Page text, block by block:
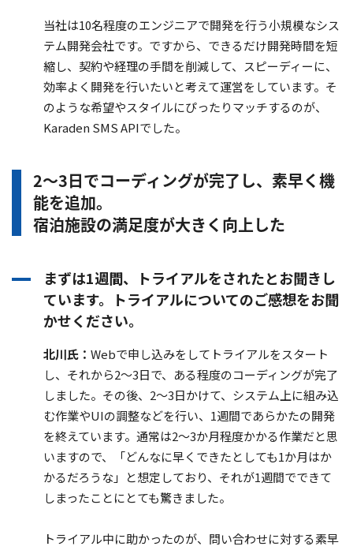
当社は10名程度のエンジニアで開発を行う小規模なシス
テム開発会社です。ですから、できるだけ開発時間を短
縮し、契約や経理の手間を削減して、スピーディーに、
効率よく開発を行いたいと考えて運営をしています。そ
のような希望やスタイルにぴったりマッチするのが、
Karaden SMS APIでした。
2～3日でコーディングが完了し、素早く機
能を追加。
宿泊施設の満足度が大きく向上した
まずは1週間、トライアルをされたとお聞きし
ています。トライアルについてのご感想をお聞
かせください。
北川氏： Webで申し込みをしてトライアルをスタート
し、それから2～3日で、ある程度のコーディングが完了
しました。その後、2～3日かけて、システム上に組み込
む作業やUIの調整などを行い、1週間であらかたの開発
を終えています。通常は2～3か月程度かかる作業だと思
いますので、「どんなに早くできたとしても1か月はか
かるだろうな」と想定しており、それが1週間でできて
しまったことにとても驚きました。
トライアル中に助かったのが、問い合わせに対する素早